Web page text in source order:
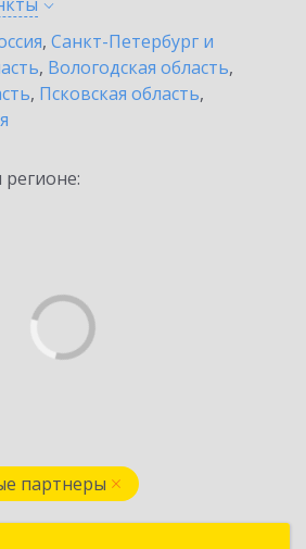
, Санкт-Петербург и
, Вологодская область,
, Псковская область,
партнеры